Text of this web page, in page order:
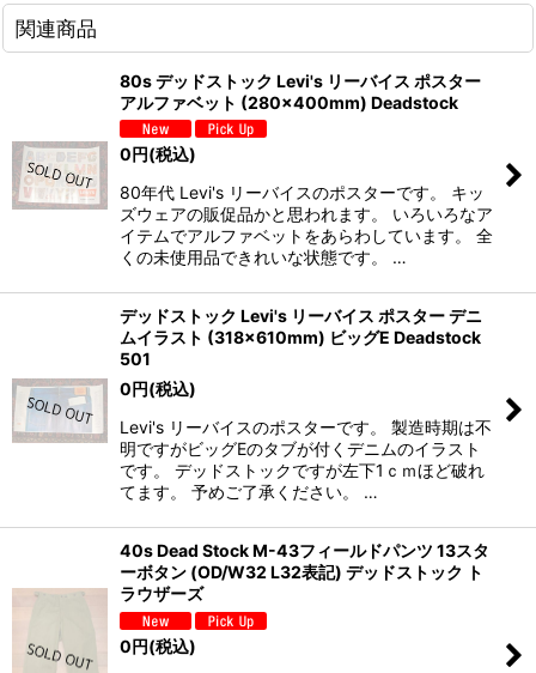
関連商品
80s デッドストック Levi's リーバイス ポスター
アルファベット (280×400mm) Deadstock
0 円(税込)
80年代 Levi's リーバイスのポスターです。 キッ
ズウェアの販促品かと思われます。 いろいろなア
イテムでアルファベットをあらわしています。 全
くの未使用品できれいな状態です。 …
デッドストック Levi's リーバイス ポスター デニ
ムイラスト (318×610mm) ビッグE Deadstock
501
0 円(税込)
Levi's リーバイスのポスターです。 製造時期は不
明ですがビッグEのタブが付くデニムのイラスト
です。 デッドストックですが左下1ｃｍほど破れ
てます。 予めご了承ください。 …
40s Dead Stock M-43フィールドパンツ 13スタ
ーボタン (OD/W32 L32表記) デッドストック ト
ラウザーズ
0円(税込)